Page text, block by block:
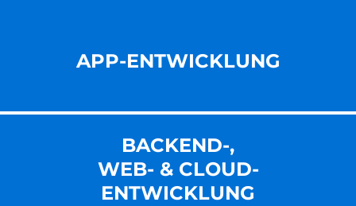
APP-ENTWICKLUNG
BACKEND-,
WEB- & CLOUD-
ENT­WICKLUNG